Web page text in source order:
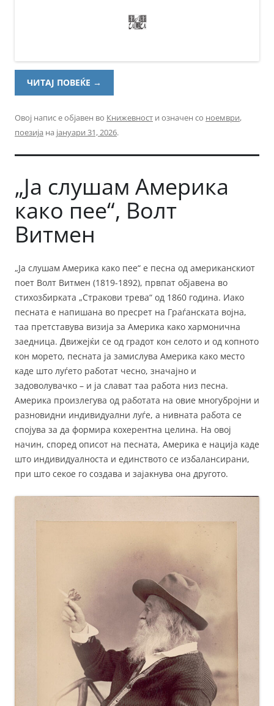
ЧИТАЈ ПОВЕЌЕ →
Овој напис е објавен во Книжевност и означен со ноември,
поезија на јануари 31, 2026.
„Ја слушам Америка
како пее“, Волт
Витмен
„Ја слушам Америка како пее“ е песна од американскиот
поет Волт Витмен (1819-1892), првпат објавена во
стихозбирката „Стракови трева“ од 1860 година. Иако
песната е напишана во пресрет на Граѓанската војна,
таа претставува визија за Америка како хармонична
заедница. Движејќи се од градот кон селото и од копното
кон морето, песната ја замислува Америка како место
каде што луѓето работат чесно, значајно и
задоволувачко – и ја слават таа работа низ песна.
Америка произлегува од работата на овие многубројни и
разновидни индивидуални луѓе, а нивната работа се
спојува за да формира кохерентна целина. На овој
начин, според описот на песната, Америка е нација каде
што индивидуалноста и единството се избалансирани,
при што секое го создава и зајакнува она другото.